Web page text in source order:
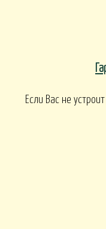
Если Вас не